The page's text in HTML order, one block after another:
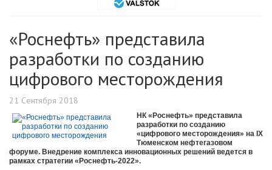
«Роснефть» представила
разработки по созданию
цифрового месторождения
21 Сентября 2018
НК «Роснефть» представила
разработки по созданию
«цифрового месторождения» на IX
Тюменском нефтегазовом
форуме. Внедрение комплекса инновационных решений ведется в
рамках стратегии «Роснефть-2022».